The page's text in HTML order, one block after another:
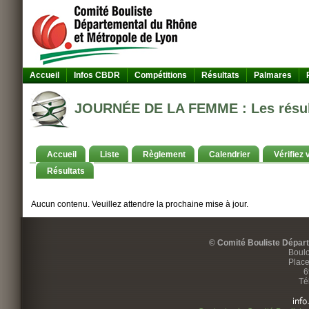
Accueil Infos CBDR Compétitions Résultats Palmares
JOURNÉE DE LA FEMME : Les
Accueil Liste Règlement Calendrier
Vérifiez
Résultats
Aucun contenu. Veuillez attendre la prochaine mise à jour.
© Comité Bouliste